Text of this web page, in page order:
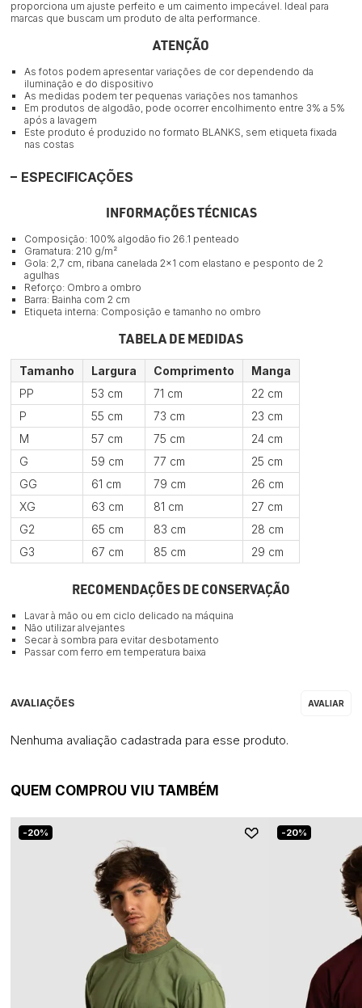
proporciona um ajuste perfeito e um caimento impecável. Ideal para
marcas que buscam um produto de alta performance.
ATENÇÃO
As fotos podem apresentar variações de cor dependendo da
iluminação e do dispositivo
As medidas podem ter pequenas variações nos tamanhos
Em produtos de algodão, pode ocorrer encolhimento entre 3% a 5%
após a lavagem
Este produto é produzido no formato BLANKS, sem etiqueta fixada
nas costas
ESPECIFICAÇÕES
INFORMAÇÕES TÉCNICAS
Composição: 100% algodão fio 26.1 penteado
Gramatura: 210 g/m²
Gola: 2,7 cm, ribana canelada 2×1 com elastano e pesponto de 2
agulhas
Reforço: Ombro a ombro
Barra: Bainha com 2 cm
Etiqueta interna: Composição e tamanho no ombro
TABELA DE MEDIDAS
Tamanho Largura Comprimento
Manga
PP
53 cm 71 cm
22 cm
P
55 cm 73 cm
23 cm
M
57 cm 75 cm
24 cm
G
59 cm 77 cm
25 cm
GG
61 cm 79 cm
26 cm
XG
63 cm 81 cm
27 cm
G2
65 cm 83 cm
28 cm
G3
67 cm 85 cm 29 cm
RECOMENDAÇÕES DE CONSERVAÇÃO
Lavar à mão ou em ciclo delicado na máquina
Não utilizar alvejantes
Secar à sombra para evitar desbotamento
Passar com ferro em temperatura baixa
Nenhuma avaliação cadastrada para esse produto.
QUEM COMPROU VIU TAMBÉM
20% 20%